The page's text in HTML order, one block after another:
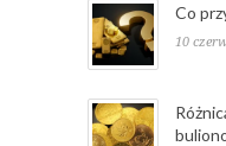
Co
10